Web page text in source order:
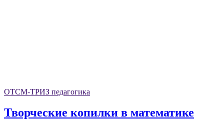
ОТСМ-ТРИЗ педагогика
Творческие копилки в математике